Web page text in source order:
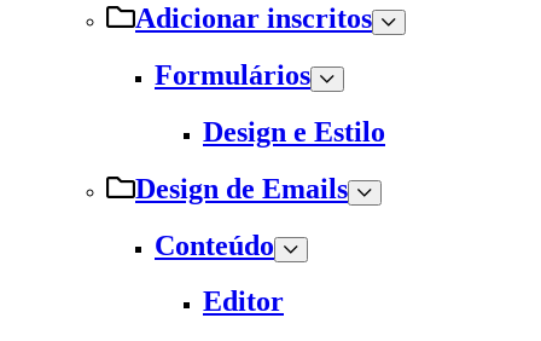
Adicionar inscritos
Formulários
Design e Estilo
Design de Emails
Conteúdo
Editor